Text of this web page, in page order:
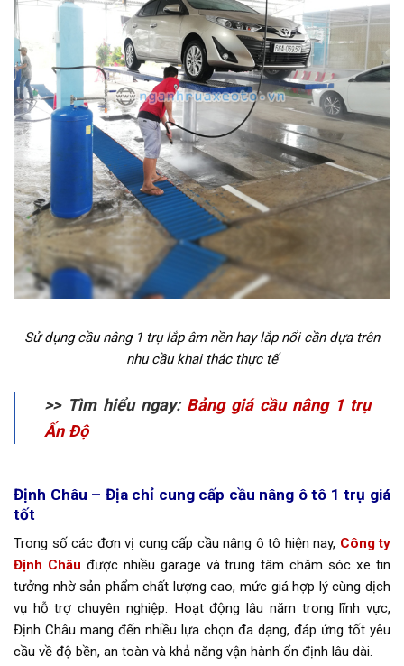
Sử dụng cầu nâng 1 trụ lắp âm nền hay lắp nổi cần dựa trên
nhu cầu khai thác thực tế
>> Tìm hiểu ngay: Bảng giá cầu nâng 1 trụ
Ấn Độ
Định Châu – Địa chỉ cung cấp cầu nâng ô tô 1 trụ giá
tốt
Trong số các đơn vị cung cấp cầu nâng ô tô hiện nay, Công ty
Định Châu được nhiều garage và trung tâm chăm sóc xe tin
tưởng nhờ sản phẩm chất lượng cao, mức giá hợp lý cùng dịch
vụ hỗ trợ chuyên nghiệp. Hoạt động lâu năm trong lĩnh vực,
Định Châu mang đến nhiều lựa chọn đa dạng, đáp ứng tốt yêu
cầu về độ bền, an toàn và khả năng vận hành ổn định lâu dài.